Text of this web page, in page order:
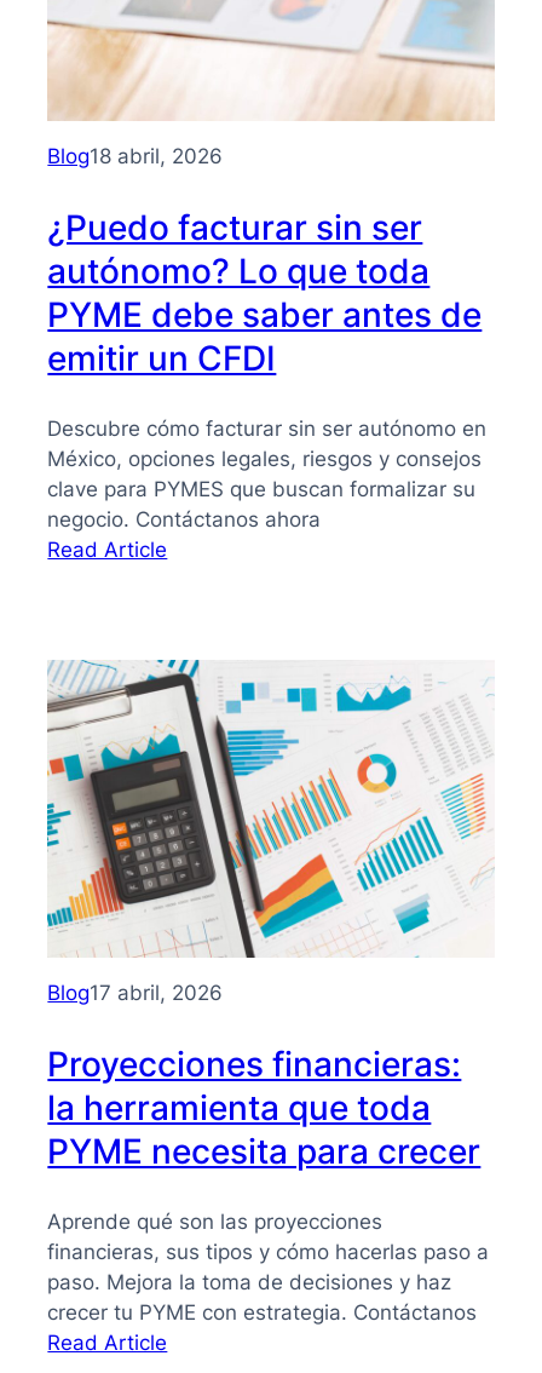
Blog18 abril, 2026
¿Puedo facturar sin ser
autónomo? Lo que toda
PYME debe saber antes de
emitir un CFDI
Descubre cómo facturar sin ser autónomo en
México, opciones legales, riesgos y consejos
clave para PYMES que buscan formalizar su
negocio. Contáctanos ahora
Read Article
ser
autónomo?
Lo
que
toda
PYME
debe
saber
antes
de
un
Blog17 abril, 2026
Proyecciones financieras:
la herramienta que toda
PYME necesita para crecer
Aprende qué son las proyecciones
financieras, sus tipos y cómo hacerlas paso a
paso. Mejora la toma de decisiones y haz
crecer tu PYME con estrategia. Contáctanos
Read Article